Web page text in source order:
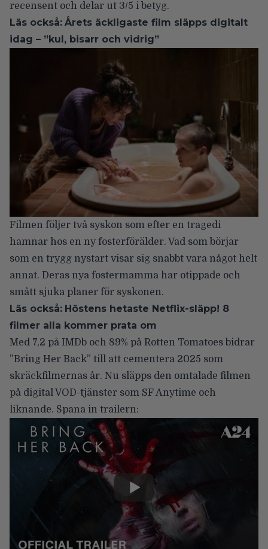
recensent och delar ut 3/5 i betyg.
Läs också: Årets äckligaste film släpps digitalt
idag – ”kul, bisarr och vidrig”
Filmen följer två syskon som efter en tragedi
hamnar hos en ny fosterförälder. Vad som börjar
som en trygg nystart visar sig snabbt vara något helt
annat. Deras nya fostermamma har otippade och
smått sjuka planer för syskonen.
Läs också: Höstens hetaste Netflix-släpp! 8
filmer alla kommer prata om
Med 7,2 på IMDb och 89% på Rotten Tomatoes bidrar
”Bring Her Back” till att cementera 2025 som
skräckfilmernas år. Nu släpps den omtalade filmen
på digital VOD-tjänster som SF Anytime och
liknande. Spana in trailern: